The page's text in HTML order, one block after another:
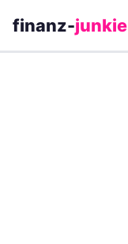
finanz-junkie